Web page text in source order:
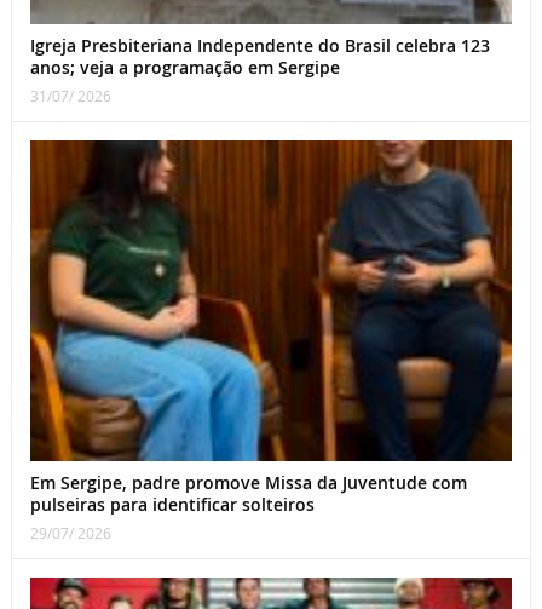
Igreja Presbiteriana Independente do Brasil celebra 123
anos; veja a programação em Sergipe
31/07/ 2026
Em Sergipe, padre promove Missa da Juventude com
pulseiras para identificar solteiros
29/07/ 2026